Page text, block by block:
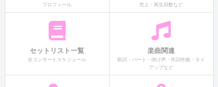
プロフィール 売上・再生回数など
セットリスト一覧
全コンサートスケジュール
楽曲関連
歌詞・パート・掛け声・作詞作曲・タイ
アップなど